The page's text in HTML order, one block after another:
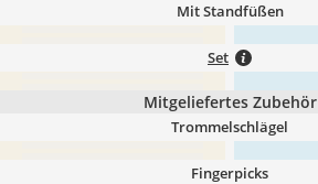
Mit Standfüßen
Set
Mitgeliefertes Zubehör
Trommelschlägel
Fingerpicks